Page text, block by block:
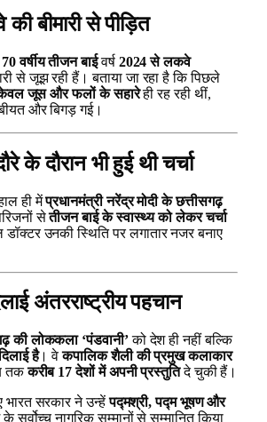
बीमारी से पीड़ित
70 वर्षीय तीजन बाईवर्ष 2024 से लकवे
से जूझ रही हैं। बताया जा रहा है कि पिछले
केवल जूस और फलों के सहारेही रह रही थीं,
और बिगड़ गई।
के दौरान भी हुई थी चर्चा
ही मेंप्रधानमंत्री नरेंद्र मोदी के छत्तीसगढ़
सेतीजन बाई के स्वास्थ्य को लेकर चर्चा
उनकी स्थिति पर लगातार नजर बनाए
अंतरराष्ट्रीय पहचान
की लोककला ‘पंडवानी’को देश ही नहीं बल्कि
है। वेकपालिक शैली की प्रमुख कलाकार
तककरीब 17 देशों में अपनी प्रस्तुतिदे चुकी हैं।
भारत सरकार ने उन्हेंपद्मश्री, पद्म भूषण और
नागरिक सम्मानों से सम्मानित किया